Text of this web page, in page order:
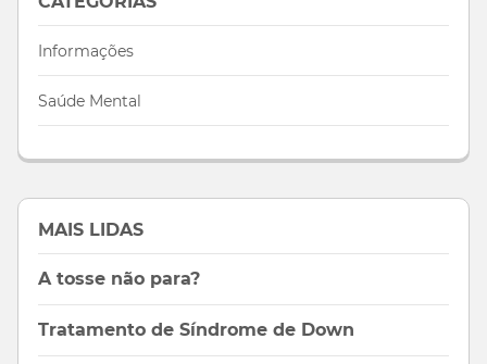
Informações
Saúde Mental
MAIS LIDAS
A tosse não para?
Tratamento de Síndrome de Down